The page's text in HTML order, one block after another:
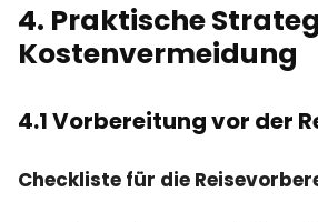
4. Praktische
Kostenvermeidung
4.1 Vorbereitung vor der
Checkliste für die